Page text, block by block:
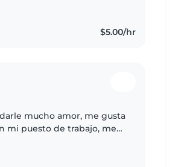
$5.00/hr
mucho amor, me gusta
mi puesto de trabajo, me